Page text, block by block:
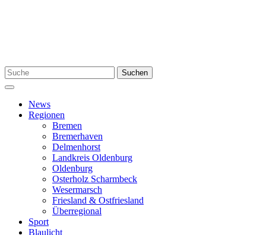
Suchen
nach:
Suchen
Menü
News
Regionen
Bremen
Bremerhaven
Delmenhorst
Landkreis Oldenburg
Oldenburg
Osterholz Scharmbeck
Wesermarsch
Friesland & Ostfriesland
Überregional
Sport
Blaulicht